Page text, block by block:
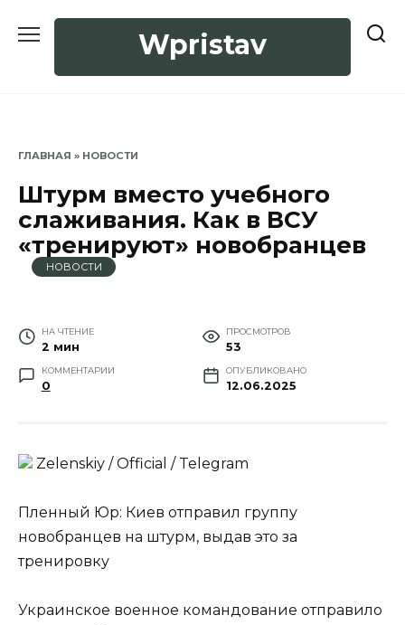
Wpristav
ГЛАВНАЯ » НОВОСТИ
Штурм вместо учебного
слаживания. Как в ВСУ
«тренируют» новобранцев
НОВОСТИ
НА ЧТЕНИЕ
2 мин
ПРОСМОТРОВ
53
КОММЕНТАРИИ
0
ОПУБЛИКОВАНО
12.06.2025
Zеlеnskiу / Оfficiаl / Telegram
Пленный Юр: Киев отправил группу
новобранцев на штурм, выдав это за
тренировку
Украинское военное командование отправило